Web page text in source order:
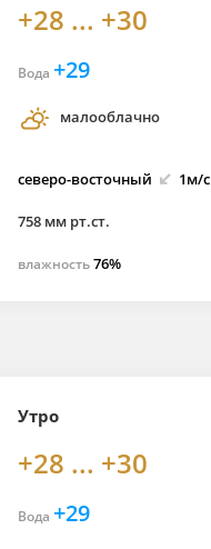
+28 ... +30
Вода +29
малооблачно
северо-восточный 1м/с
758 мм рт.ст.
влажность76%
Утро
+28 ... +30
Вода +29